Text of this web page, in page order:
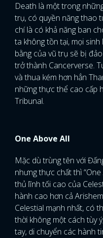
Death là một trong
trụ, có quyền năng thao
chí là có khả năng ban
ta không tồn tại, mọi
bằng của vũ trụ sẽ bị
trở thành Cancerverse.
và thua kém hơn hẳn
những thực thể cao cấp
Tribunal.
One Above All
Mặc dù trùng tên với
nhưng thực chất thì “One
thủ lĩnh tối cao của
hành cao hơn cả
Celestial mạnh nhất, có
thời không một cách tùy
tay, di chuyển các hành